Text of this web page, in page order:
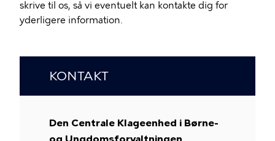
skrive til os, så vi eventuelt kan kontakte dig for
yderligere information.
KONTAKT
Den Centrale Klageenhed i Børne-